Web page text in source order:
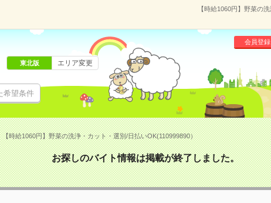
【時給1060円】野菜の
希望条件
会員登録
東北版 エリア変更
【時給1060円】野菜の洗浄・カット・選別/日払いOK(110999890）
お探しのバイト情報は掲載が終了しました。